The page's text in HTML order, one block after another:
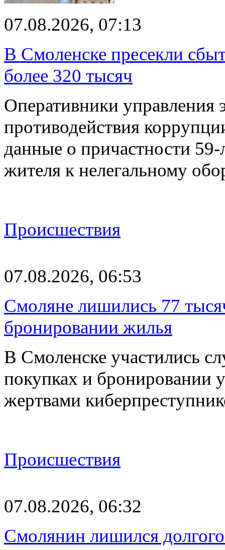
07.08.2026, 07:13
В Смоленске пресекли
более 320 тысяч
Оперативники управления
противодействия
данные о причастности 59-
жителя к нелегальному
Происшествия
07.08.2026, 06:53
Смоляне лишились 77
бронировании жилья
В Смоленске участились
покупках и бронировании
жертвами
Происшествия
07.08.2026, 06:32
Смолянин лишился